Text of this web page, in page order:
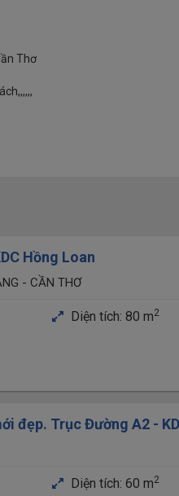
Thơ
Hồng Loan
- CẦN THƠ
Diện tích: 80 m2
đẹp. Trục Đường A2 -
Diện tích: 60 m2